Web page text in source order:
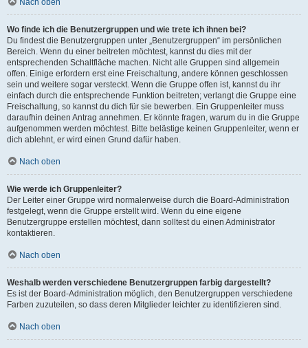
Nach oben
Wo finde ich die Benutzergruppen und wie trete ich ihnen bei?
Du findest die Benutzergruppen unter „Benutzergruppen“ im persönlichen
Bereich. Wenn du einer beitreten möchtest, kannst du dies mit der
entsprechenden Schaltfläche machen. Nicht alle Gruppen sind allgemein
offen. Einige erfordern erst eine Freischaltung, andere können geschlossen
sein und weitere sogar versteckt. Wenn die Gruppe offen ist, kannst du ihr
einfach durch die entsprechende Funktion beitreten; verlangt die Gruppe eine
Freischaltung, so kannst du dich für sie bewerben. Ein Gruppenleiter muss
daraufhin deinen Antrag annehmen. Er könnte fragen, warum du in die Gruppe
aufgenommen werden möchtest. Bitte belästige keinen Gruppenleiter, wenn er
dich ablehnt, er wird einen Grund dafür haben.
Nach oben
Wie werde ich Gruppenleiter?
Der Leiter einer Gruppe wird normalerweise durch die Board-Administration
festgelegt, wenn die Gruppe erstellt wird. Wenn du eine eigene
Benutzergruppe erstellen möchtest, dann solltest du einen Administrator
kontaktieren.
Nach oben
Weshalb werden verschiedene Benutzergruppen farbig dargestellt?
Es ist der Board-Administration möglich, den Benutzergruppen verschiedene
Farben zuzuteilen, so dass deren Mitglieder leichter zu identifizieren sind.
Nach oben